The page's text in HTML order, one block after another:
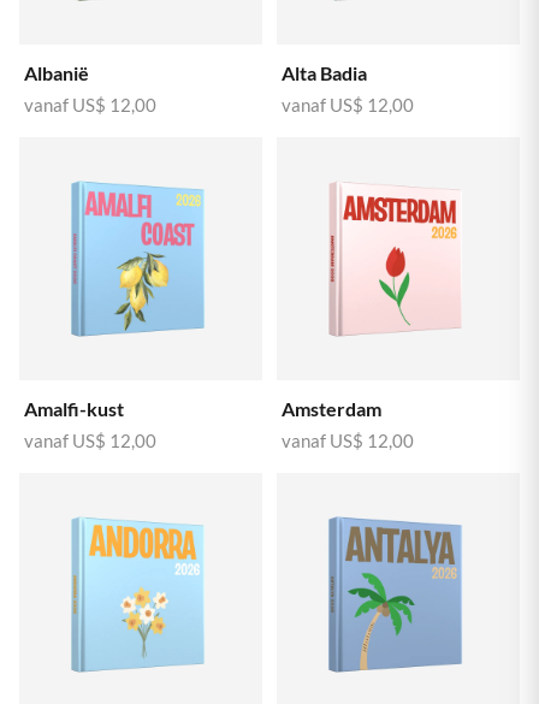
Albanië
vanaf US$ 12,00
Alta Badia
vanaf US$ 12,00
Amalfi-kust
vanaf US$ 12,00
Amsterdam
vanaf US$ 12,00